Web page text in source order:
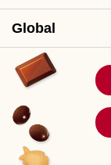
Global